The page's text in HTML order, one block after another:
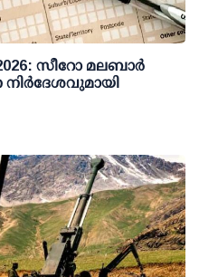
സീറോ മലബാർ
നിർദേശവുമായി